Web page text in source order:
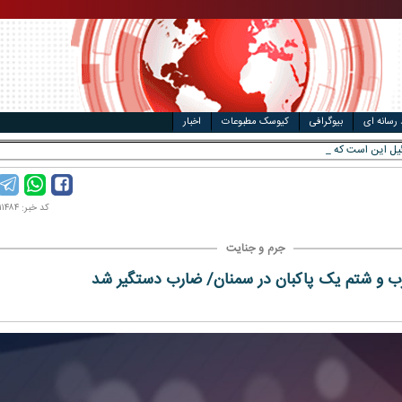
خودرو
رسانه ای بیوگرافی کیوسک مطبوعات اخبار
کد خبر: ۱۴۰۴۰۱۱۴۸۴
جرم و جنایت
و شتم یک پاکبان در سمنان/ ضارب دستگیر شد